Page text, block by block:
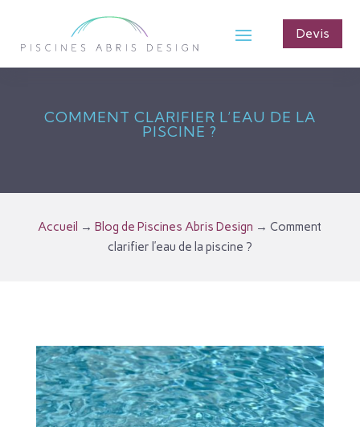
Devis
COMMENT CLARIFIER L’EAU DE LA
PISCINE ?
Accueil →Blog de Piscines Abris Design →Comment
clarifier l’eau de la piscine ?